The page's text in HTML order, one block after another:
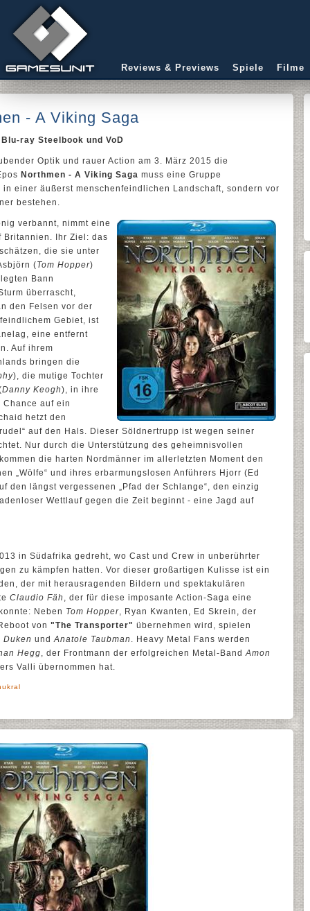
Reviews & Previews Spiele Filme
- A Viking Saga
ray Steelbook und VoD
Optik und rauer Action am 3. März 2015 die
Northmen - A Viking Saga muss eine Gruppe
einer äußerst menschenfeindlichen Landschaft, sondern vor
bestehen.
verbannt, nimmt eine
Britannien. Ihr Ziel: das
die sie unter
(Tom Hopper)
Bann
überrascht,
den Felsen vor der
Gebiet, ist
eine entfernt
Auf ihrem
bringen die
), die mutige Tochter
Danny Keogh), in ihre
auf ein
hetzt den
auf den Hals. Dieser Söldnertrupp ist wegen seiner
Nur durch die Unterstützung des geheimnisvollen
die harten Nordmänner im allerletzten Moment den
„Wölfe“ und ihres erbarmungslosen Anführers Hjorr (Ed
den längst vergessenen „Pfad der Schlange“, den einzig
Wettlauf gegen die Zeit beginnt - eine Jagd auf
in Südafrika gedreht, wo Cast und Crew in unberührter
zu kämpfen hatten. Vor dieser großartigen Kulisse ist ein
der mit herausragenden Bildern und spektakulären
Claudio Fäh , der für diese imposante Action-Saga eine
Neben Tom Hopper, Ryan Kwanten, Ed Skrein, der
von "The Transporter" übernehmen wird, spielen
Duken undAnatole Taubman . Heavy Metal Fans werden
Hegg, der Frontmann der erfolgreichen Metal-BandAmon
Valli übernommen hat.